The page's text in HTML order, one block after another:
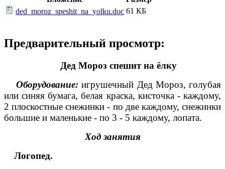
ded_moroz_speshit_na_yolku.doc 61 КБ
Предварительный просмотр:
Дед Мороз спешит на ёлку
Оборудование: игрушечный Дед Мороз, голубая
или синяя бумага, белая краска, кисточка - каждому,
2 плоскостные снежинки - по две каждому, снежинки
большие и маленькие - по 3 - 5 каждому, лопата.
Ход занятия
Логопед.